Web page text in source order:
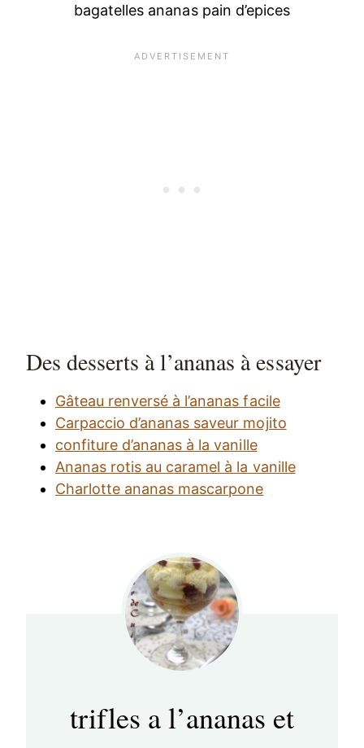
bagatelles ananas pain d’epices
Des desserts à l’ananas à essayer
Gâteau renversé à l’ananas facile
Carpaccio d’ananas saveur mojito
confiture d’ananas à la vanille
Ananas rotis au caramel à la vanille
Charlotte ananas mascarpone
trifles a l’ananas et